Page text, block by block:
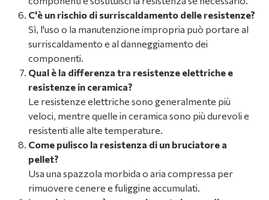
C'è un rischio di surriscaldamento delle resistenze?
Sì, l'uso o la manutenzione impropria può portare al
surriscaldamento e al danneggiamento dei
componenti.
Qual è la differenza tra resistenze elettriche e
resistenze in ceramica?
Le resistenze elettriche sono generalmente più
veloci, mentre quelle in ceramica sono più durevoli e
resistenti alle alte temperature.
Come pulisco la resistenza di un bruciatore a
pellet?
Usa una spazzola morbida o aria compressa per
rimuovere cenere e fuliggine accumulati.